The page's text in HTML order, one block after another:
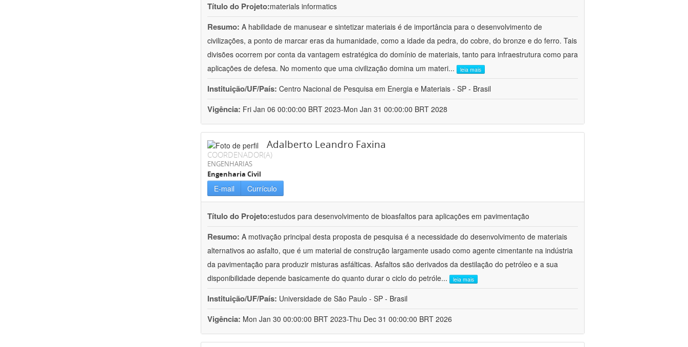
Título do Projeto:materials informatics
Resumo: A habilidade de manusear e sintetizar materiais é de importância para o desenvolvimento de
civilizações, a ponto de marcar eras da humanidade, como a idade da pedra, do cobre, do bronze e do ferro. Tais
divisões ocorrem por conta da vantagem estratégica do domínio de materiais, tanto para infraestrutura como para
aplicações de defesa. No momento que uma civilização domina um materi... leia mais
Instituição/UF/País: Centro Nacional de Pesquisa em Energia e Materiais - SP - Brasil
Vigência: Fri Jan 06 00:00:00 BRT 2023-Mon Jan 31 00:00:00 BRT 2028
Adalberto Leandro Faxina
COORDENADOR(A)
ENGENHARIAS
Engenharia Civil
E-mail Currículo
Título do Projeto:estudos para desenvolvimento de bioasfaltos para aplicações em pavimentação
Resumo: A motivação principal desta proposta de pesquisa é a necessidade do desenvolvimento de materiais
alternativos ao asfalto, que é um material de construção largamente usado como agente cimentante na indústria
da pavimentação para produzir misturas asfálticas. Asfaltos são derivados da destilação do petróleo e a sua
disponibilidade depende basicamente do quanto durar o ciclo do petróle... leia mais
Instituição/UF/País: Universidade de São Paulo - SP - Brasil
Vigência: Mon Jan 30 00:00:00 BRT 2023-Thu Dec 31 00:00:00 BRT 2026